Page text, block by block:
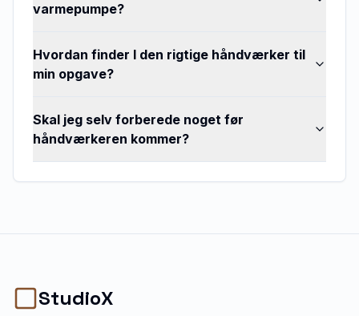
varmepumpe?
Hvordan finder I den rigtige håndværker til
min opgave?
Skal jeg selv forberede noget før
håndværkeren kommer?
StudioX